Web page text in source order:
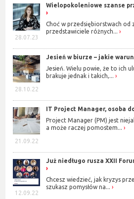
28.07.23
Wielopokoleniowe szanse
Choć w przedsiębiorstwach od
przedstawiciele różnych...
28.10.22
Jesień w biurze – jakie
Jesień. Wielu powie, że to ich
brakuje jednak i takich,...
21.09.22
IT Project Manager, osoba
Project Manager (PM) jest
a może raczej pomostem...
12.09.22
Już niedługo rusza XXII
Chcesz wiedzieć, jak kryzys
szukasz pomysłów na...